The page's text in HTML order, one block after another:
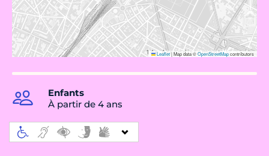
Leaflet|Map data ©OpenStreetMapcontributors
Enfants
À partir de 4 ans